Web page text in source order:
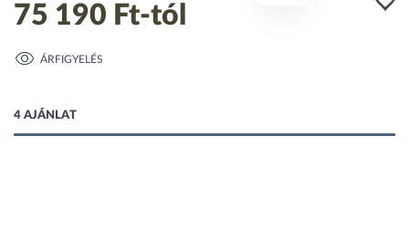
75 190 Ft-tól
ÁRFIGYELÉS
4 AJÁNLAT